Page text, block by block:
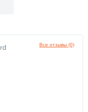
Все отзывы (0)